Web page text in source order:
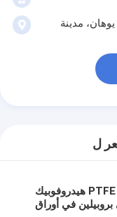
مدينة
ل
0.1uM أغشية PTFE هيدروفوبيك
في أوراق